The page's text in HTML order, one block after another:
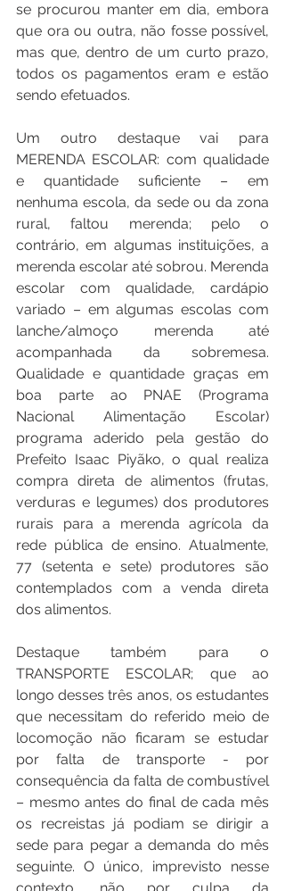
se procurou manter em dia, embora
que ora ou outra, não fosse possível,
mas que, dentro de um curto prazo,
todos os pagamentos eram e estão
sendo efetuados.
Um outro destaque vai para
MERENDA ESCOLAR: com qualidade
e quantidade suficiente – em
nenhuma escola, da sede ou da zona
rural, faltou merenda; pelo o
contrário, em algumas instituições, a
merenda escolar até sobrou. Merenda
escolar com qualidade, cardápio
variado – em algumas escolas com
lanche/almoço merenda até
acompanhada da sobremesa.
Qualidade e quantidade graças em
boa parte ao PNAE (Programa
Nacional Alimentação Escolar)
programa aderido pela gestão do
Prefeito Isaac Piyãko, o qual realiza
compra direta de alimentos (frutas,
verduras e legumes) dos produtores
rurais para a merenda agrícola da
rede pública de ensino. Atualmente,
77 (setenta e sete) produtores são
contemplados com a venda direta
dos alimentos.
Destaque também para o
TRANSPORTE ESCOLAR; que ao
longo desses três anos, os estudantes
que necessitam do referido meio de
locomoção não ficaram se estudar
por falta de transporte - por
consequência da falta de combustível
– mesmo antes do final de cada mês
os recreistas já podiam se dirigir a
sede para pegar a demanda do mês
seguinte. O único, imprevisto nesse